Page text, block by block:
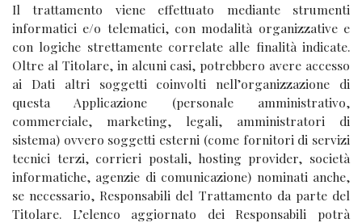
Il trattamento viene effettuato mediante strumenti
informatici e/o telematici, con modalità organizzative e
con logiche strettamente correlate alle finalità indicate.
Oltre al Titolare, in alcuni casi, potrebbero avere accesso
ai Dati altri soggetti coinvolti nell’organizzazione di
questa Applicazione (personale amministrativo,
commerciale, marketing, legali, amministratori di
sistema) ovvero soggetti esterni (come fornitori di servizi
tecnici terzi, corrieri postali, hosting provider, società
informatiche, agenzie di comunicazione) nominati anche,
se necessario, Responsabili del Trattamento da parte del
Titolare. L’elenco aggiornato dei Responsabili potrà